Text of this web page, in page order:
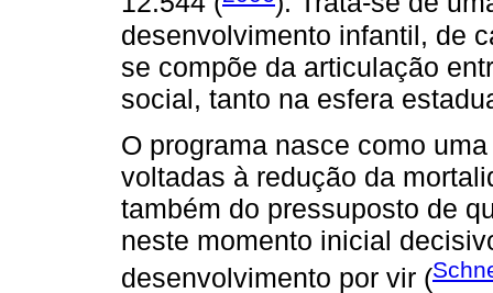
desenvolvimento infantil, de
se compõe da articulação
social, tanto na esfera
O programa nasce como
voltadas à redução da
também do pressuposto de
neste momento inicial
desenvolvimento por vir (